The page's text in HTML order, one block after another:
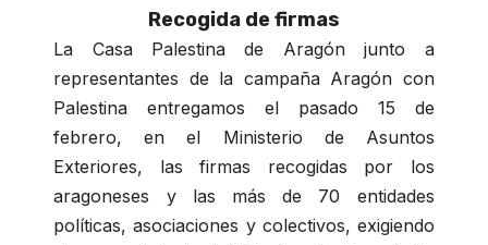
Recogida de firmas
La Casa Palestina de Aragón junto a
representantes de la campaña Aragón con
Palestina entregamos el pasado 15 de
febrero, en el Ministerio de Asuntos
Exteriores, las firmas recogidas por los
aragoneses y las más de 70 entidades
políticas, asociaciones y colectivos, exigiendo